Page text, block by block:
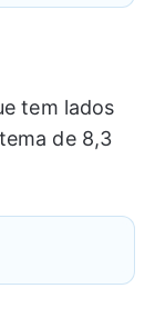
tem lados
de 8,3